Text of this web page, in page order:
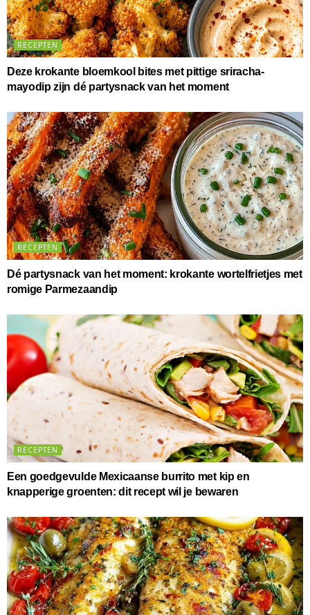
RECEPTEN
Deze krokante bloemkool bites met pittige sriracha-
mayodip zijn dé partysnack van het moment
RECEPTEN
Dé partysnack van het moment: krokante wortelfrietjes met
romige Parmezaandip
RECEPTEN
Een goedgevulde Mexicaanse burrito met kip en
knapperige groenten: dit recept wil je bewaren